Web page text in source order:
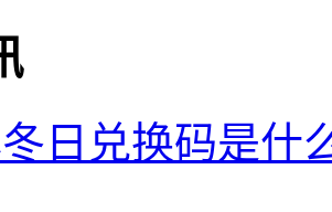
日兑换码是什